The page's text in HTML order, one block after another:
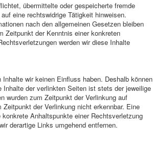
übermittelte oder gespeicherte fremde
eine rechtswidrige Tätigkeit hinweisen.
nach den allgemeinen Gesetzen bleiben
Zeitpunkt der Kenntnis einer konkreten
werden wir diese Inhalte
wir keinen Einfluss haben. Deshalb können
der verlinkten Seiten ist stets der jeweilige
wurden zum Zeitpunkt der Verlinkung auf
der Verlinkung nicht erkennbar. Eine
Anhaltspunkte einer Rechtsverletzung
derartige Links umgehend entfernen.